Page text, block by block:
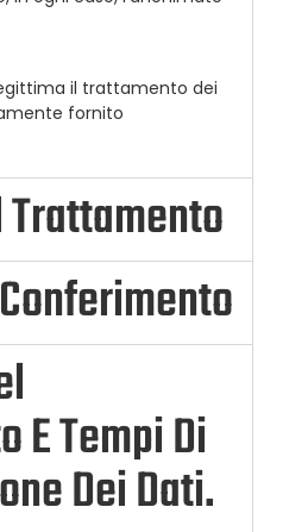
il trattamento dei
fornito
E Tempi Di
Dei Dati.